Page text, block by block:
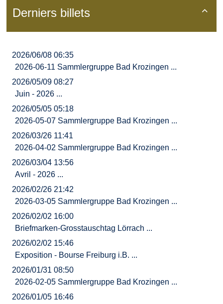

Derniers billets
2026/06/08 06:35
2026-06-11 Sammlergruppe Bad Krozingen ...
2026/05/09 08:27
Juin - 2026 ...
2026/05/05 05:18
2026-05-07 Sammlergruppe Bad Krozingen ...
2026/03/26 11:41
2026-04-02 Sammlergruppe Bad Krozingen ...
2026/03/04 13:56
Avril - 2026 ...
2026/02/26 21:42
2026-03-05 Sammlergruppe Bad Krozingen ...
2026/02/02 16:00
Briefmarken-Grosstauschtag Lörrach ...
2026/02/02 15:46
Exposition - Bourse Freiburg i.B. ...
2026/01/31 08:50
2026-02-05 Sammlergruppe Bad Krozingen ...
2026/01/05 16:46